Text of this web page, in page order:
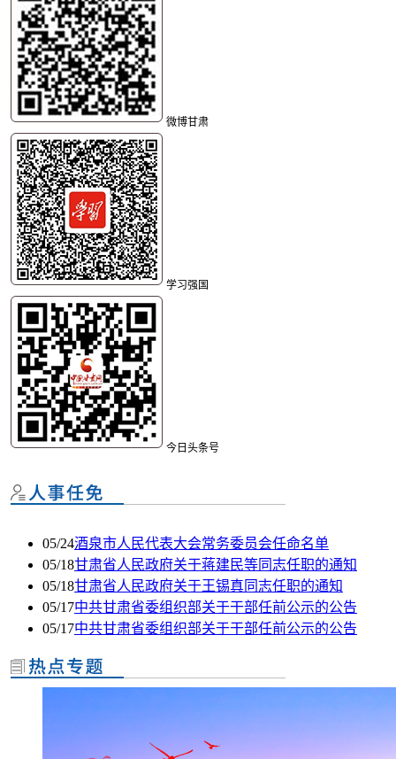
微博甘肃
学习强国
今日头条号
05/24酒泉市人民代表大会常务委员会任命名单
05/18甘肃省人民政府关于蒋建民等同志任职的通知
05/18甘肃省人民政府关于王锡真同志任职的通知
05/17中共甘肃省委组织部关于干部任前公示的公告
05/17中共甘肃省委组织部关于干部任前公示的公告